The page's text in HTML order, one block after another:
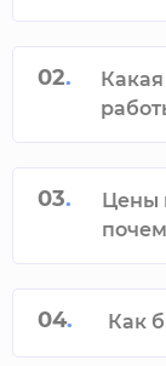
02.
03.
Цены
04. Как